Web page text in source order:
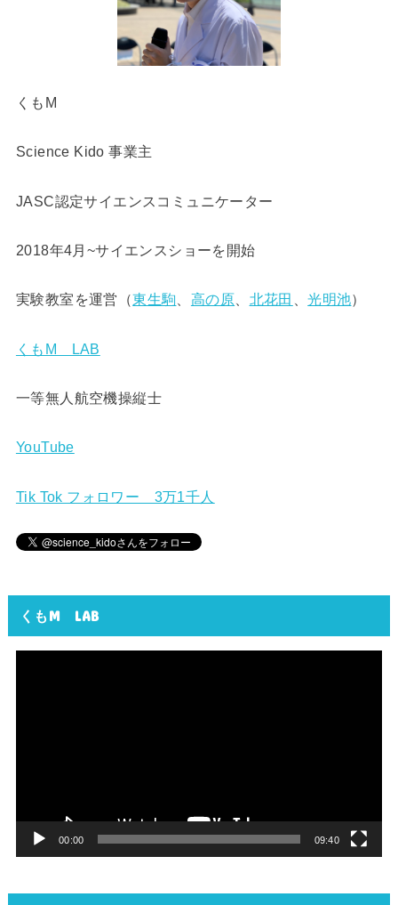
くもM
Science Kido 事業主
JASC認定サイエンスコミュニケーター
2018年4月~サイエンスショーを開始
実験教室を運営（東生駒 高の原 北花田 、光明池）
くもM LAB
一等無人航空機操縦士
YouTube
Tik Tok フォロワー 3万1千人
くもM LAB
00:00 09:40